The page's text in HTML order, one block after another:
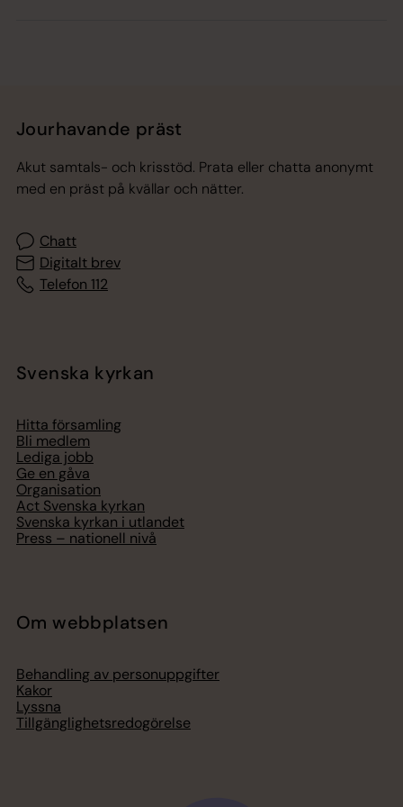
Jourhavande präst
Akut samtals- och krisstöd. Prata eller chatta anonymt
med en präst på kvällar och nätter.
Chatt
Digitalt brev
Telefon 112
Svenska kyrkan
Hitta församling
Bli medlem
Lediga jobb
Ge en gåva
Organisation
Act Svenska kyrkan
Svenska kyrkan i utlandet
Press – nationell nivå
Om webbplatsen
Behandling av personuppgifter
Kakor
Lyssna
Tillgänglighetsredogörelse